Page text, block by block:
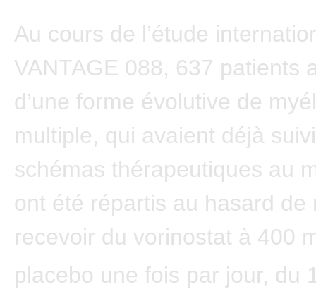
Au cours de l’étude
VANTAGE 088, 637 patients
d’une forme évolutive de
multiple, qui avaient déjà
schémas thérapeutiques au
ont été répartis au hasard de
recevoir du vorinostat à 400
placebo une fois par jour, du